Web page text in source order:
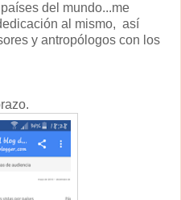
del mundo...me
al mismo, así
y antropólogos con los